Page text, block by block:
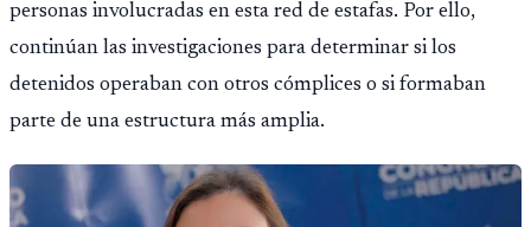
personas involucradas en esta red de estafas. Por ello,
continúan las investigaciones para determinar si los
detenidos operaban con otros cómplices o si formaban
parte de una estructura más amplia.